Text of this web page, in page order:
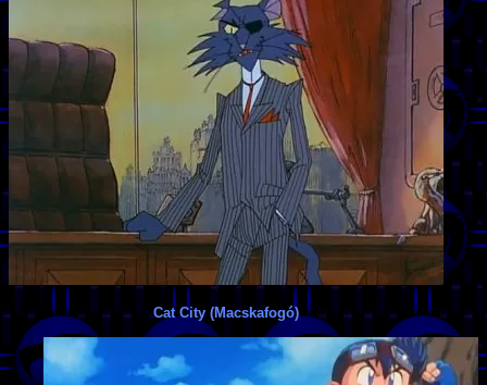
Cat City (Macskafogó)